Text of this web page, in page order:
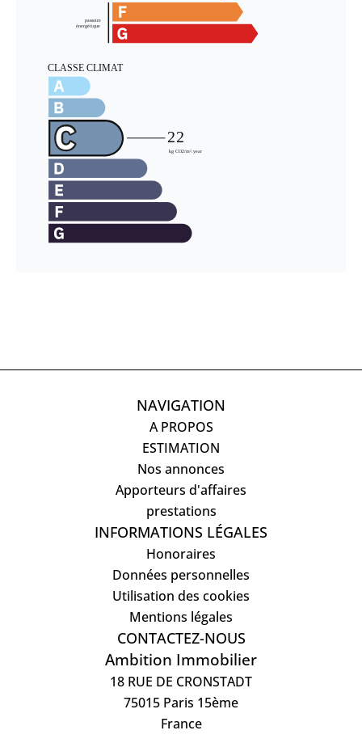
NAVIGATION
A PROPOS
ESTIMATION
Nos annonces
Apporteurs d'affaires
prestations
INFORMATIONS LÉGALES
Honoraires
Données personnelles
Utilisation des cookies
Mentions légales
CONTACTEZ-NOUS
Ambition Immobilier
18 RUE DE CRONSTADT
75015 Paris 15ème
France